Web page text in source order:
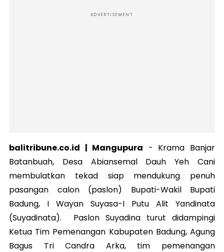
ADVERTISEMENT
balitribune.co.id | Mangupura - Krama Banjar
Batanbuah, Desa Abiansemal Dauh Yeh Cani
membulatkan tekad siap mendukung penuh
pasangan calon (paslon) Bupati-Wakil Bupati
Badung, I Wayan Suyasa-I Putu Alit Yandinata
(Suyadinata). Paslon Suyadina turut didampingi
Ketua Tim Pemenangan Kabupaten Badung, Agung
Bagus Tri Candra Arka, tim pemenangan